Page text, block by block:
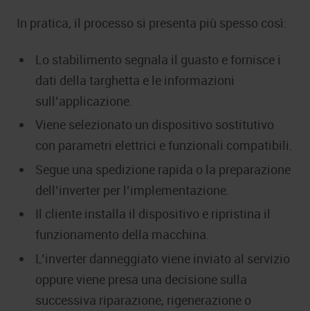
In pratica, il processo si presenta più spesso così:
Lo stabilimento segnala il guasto e fornisce i
dati della targhetta e le informazioni
sull’applicazione.
Viene selezionato un dispositivo sostitutivo
con parametri elettrici e funzionali compatibili.
Segue una spedizione rapida o la preparazione
dell’inverter per l’implementazione.
Il cliente installa il dispositivo e ripristina il
funzionamento della macchina.
L’inverter danneggiato viene inviato al servizio
oppure viene presa una decisione sulla
successiva riparazione, rigenerazione o